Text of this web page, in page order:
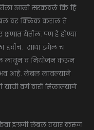
खाली सरकवले कि हि
वर क्लिक कराल ते
येतील. पण हे होण्या
हवीच. साधा इमेल च
लावून व नियोजन करून
आहे. लेबल लावल्याने
वर्ग वारी मिळाल्याने
इंग्रजी लेबल तयार करून